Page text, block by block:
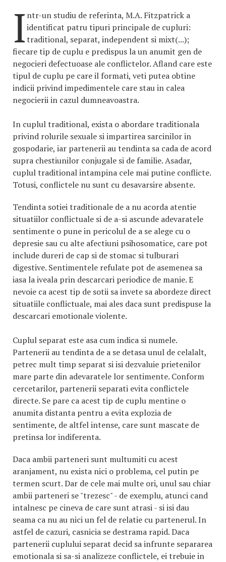
I ntr-un studiu de referinta, M.A. Fitzpatrick a
identificat patru tipuri principale de cupluri:
traditional, separat, independent si mixt(...);
fiecare tip de cuplu e predispus la un anumit gen de
negocieri defectuoase ale conflictelor. Afland care este
tipul de cuplu pe care il formati, veti putea obtine
indicii privind impedimentele care stau in calea
negocierii in cazul dumneavoastra.
In cuplul traditional, exista o abordare traditionala
privind rolurile sexuale si impartirea sarcinilor in
gospodarie, iar partenerii au tendinta sa cada de acord
supra chestiunilor conjugale si de familie. Asadar,
cuplul traditional intampina cele mai putine conflicte.
Totusi, conflictele nu sunt cu desavarsire absente.
Tendinta sotiei traditionale de a nu acorda atentie
situatiilor conflictuale si de a-si ascunde adevaratele
sentimente o pune in pericolul de a se alege cu o
depresie sau cu alte afectiuni psihosomatice, care pot
include dureri de cap si de stomac si tulburari
digestive. Sentimentele refulate pot de asemenea sa
iasa la iveala prin descarcari periodice de manie. E
nevoie ca acest tip de sotii sa invete sa abordeze direct
situatiile conflictuale, mai ales daca sunt predispuse la
descarcari emotionale violente.
Cuplul separat este asa cum indica si numele.
Partenerii au tendinta de a se detasa unul de celalalt,
petrec mult timp separat si isi dezvaluie prietenilor
mare parte din adevaratele lor sentimente. Conform
cercetarilor, partenerii separati evita conflictele
directe. Se pare ca acest tip de cuplu mentine o
anumita distanta pentru a evita explozia de
sentimente, de altfel intense, care sunt mascate de
pretinsa lor indiferenta.
Daca ambii parteneri sunt multumiti cu acest
aranjament, nu exista nici o problema, cel putin pe
termen scurt. Dar de cele mai multe ori, unul sau chiar
ambii parteneri se "trezesc" - de exemplu, atunci cand
intalnesc pe cineva de care sunt atrasi - si isi dau
seama ca nu au nici un fel de relatie cu partenerul. In
astfel de cazuri, casnicia se destrama rapid. Daca
partenerii cuplului separat decid sa infrunte separarea
emotionala si sa-si analizeze conflictele, ei trebuie in